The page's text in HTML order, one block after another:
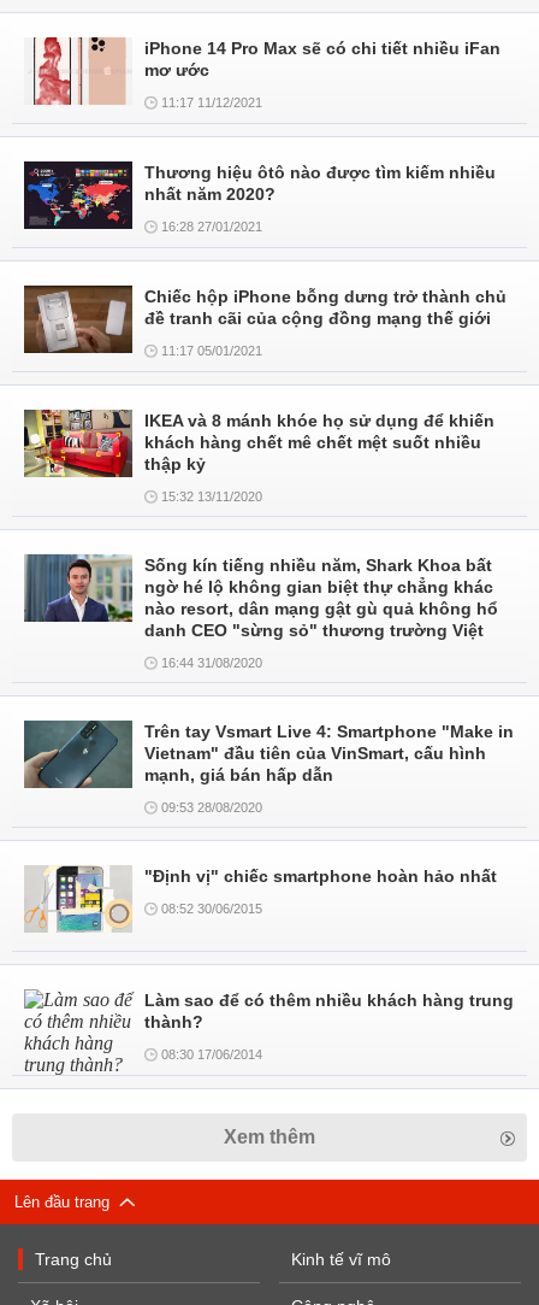
iPhone 14 Pro Max sẽ có chi tiết nhiều iFan
mơ ước
11:17 11/12/2021
Thương hiệu ôtô nào được tìm kiếm nhiều
nhất năm 2020?
16:28 27/01/2021
Chiếc hộp iPhone bỗng dưng trở thành chủ
đề tranh cãi của cộng đồng mạng thế giới
11:17 05/01/2021
IKEA và 8 mánh khóe họ sử dụng để khiến
khách hàng chết mê chết mệt suốt nhiều
thập kỷ
15:32 13/11/2020
Sống kín tiếng nhiều năm, Shark Khoa bất
ngờ hé lộ không gian biệt thự chẳng khác
nào resort, dân mạng gật gù quả không hổ
danh CEO "sừng sỏ" thương trường Việt
16:44 31/08/2020
Trên tay Vsmart Live 4: Smartphone "Make in
Vietnam" đầu tiên của VinSmart, cấu hình
mạnh, giá bán hấp dẫn
09:53 28/08/2020
"Định vị" chiếc smartphone hoàn hảo nhất
08:52 30/06/2015
Làm sao để có thêm nhiều khách hàng trung
thành?
08:30 17/06/2014
Xem thêm
Lên đầu trang
Trang chủ Kinh tế vĩ mô